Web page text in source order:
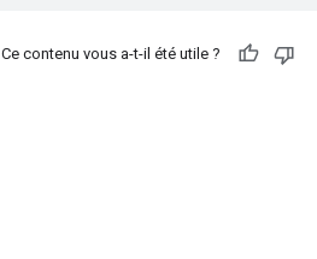
Ce contenu vous a-t-il été utile ?